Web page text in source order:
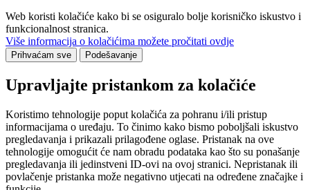
Web koristi kolačiće kako bi se osiguralo bolje korisničko iskustvo i
funkcionalnost stranica.
Više informacija o kolačićima možete pročitati ovdje
Prihvaćam sve Podešavanje
Upravljajte pristankom za kolačiće
Koristimo tehnologije poput kolačića za pohranu i/ili pristup
informacijama o uređaju. To činimo kako bismo poboljšali iskustvo
pregledavanja i prikazali prilagođene oglase. Pristanak na ove
tehnologije omogućit će nam obradu podataka kao što su ponašanje
pregledavanja ili jedinstveni ID-ovi na ovoj stranici. Nepristanak ili
povlačenje pristanka može negativno utjecati na određene značajke i